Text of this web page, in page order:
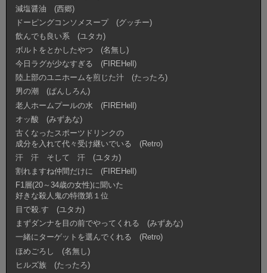
減塩醤油 (西郷)
ドーピングコンソメスープ (グッチー)
飲んでも良い系 (ユタカ)
ボルトをとかしたやつ (名無し)
今日ラグが少なすぎる (FIREHell)
陸上部のユニホームを煎じた汁 (たったろ)
男の潮 (ぱんしろん)
老人ホームプールの水 (FIREHell)
オッ酸 (みずあな)
古くなったスポーツドリンクの
成分を入れて代々受け継いでいる (Retro)
汗 汗 そして 汗 (ユタカ)
割れますね仲間だけに (FIREHell)
F1層(20～34歳の女性)に聞いた
好きな殺人鬼の特徴第１位
目で殺.す (ユタカ)
まずダンナを目の前でやってくれる (みずあな)
一緒にターゲットを選んでくれる (Retro)
ほめごろし (名無し)
ヒルズ族 (たったろ)